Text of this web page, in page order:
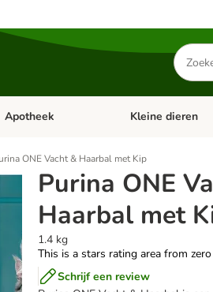
Zoeken
naar
Hond
Open categorie menu: Kat
Apotheek Open categorie
Kleine dieren
ONE Vacht & Haarbal met Kip
Purina ONE
Haarbal met
1.4 kg
This is a stars rating area from
Schrijf een review